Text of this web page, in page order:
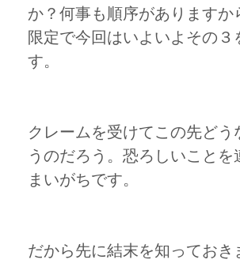
か？何事も順序がありますか
限定で今回はいよいよその３
す。
クレームを受けてこの先どう
うのだろう。恐ろしいことを
まいがちです。
だから先に結末を知っておき